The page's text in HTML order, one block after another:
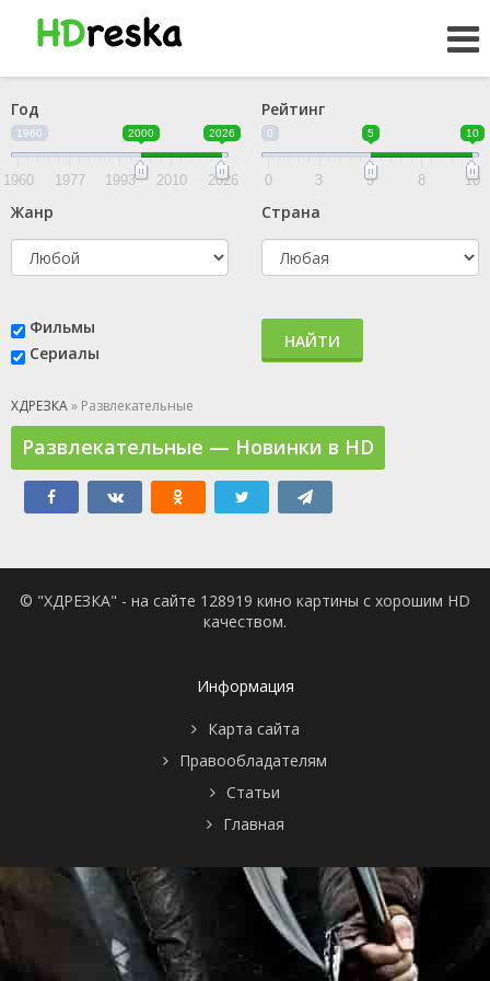
Год
1960 2000 2026
1960 1977 1993 2010 2026
Рейтинг
0 5 10
0 3 5 8 10
Жанр Страна
Фильмы
Сериалы
НАЙТИ
ХДРЕЗКА» Развлекательные
Развлекательные — Новинки в HD
© "ХДРЕЗКА" - на сайте 128919 кино картины с хорошим HD
качеством.
Информация
Карта сайта
Правообладателям
Статьи
Главная